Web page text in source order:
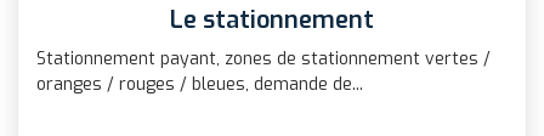
Le stationnement
Stationnement payant, zones de stationnement vertes /
oranges / rouges / bleues, demande de...